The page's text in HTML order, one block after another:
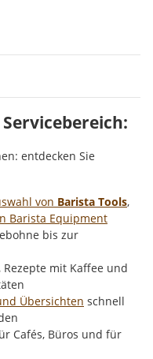
von Barista Tools,
Barista Equipment
bis zur
Rezepte mit Kaffee und
Übersichten schnell
Cafés, Büros und für